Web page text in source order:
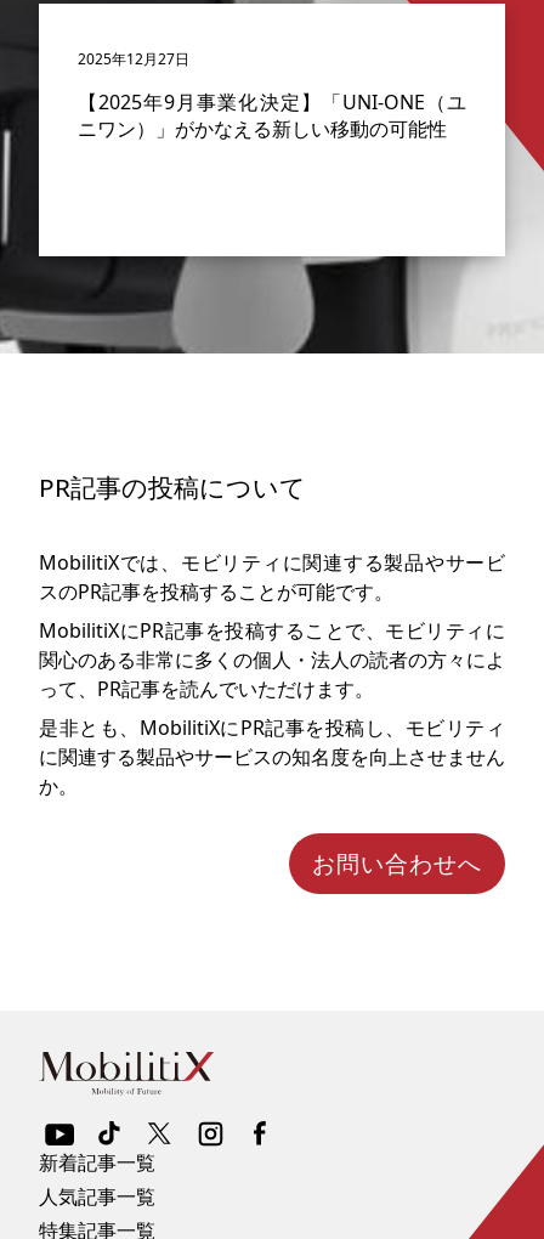
2025年12月27日
【2025年9月事業化決定】「UNI-ONE（ユ
ニワン）」がかなえる新しい移動の可能性
PR記事の投稿について
MobilitiXでは、モビリティに関連する製品やサービ
スのPR記事を投稿することが可能です。
MobilitiXにPR記事を投稿することで、モビリティに
関心のある非常に多くの個人・法人の読者の方々によ
って、PR記事を読んでいただけます。
是非とも、MobilitiXにPR記事を投稿し、モビリティ
に関連する製品やサービスの知名度を向上させません
か。
お問い合わせへ
新着記事一覧
人気記事一覧
特集記事一覧